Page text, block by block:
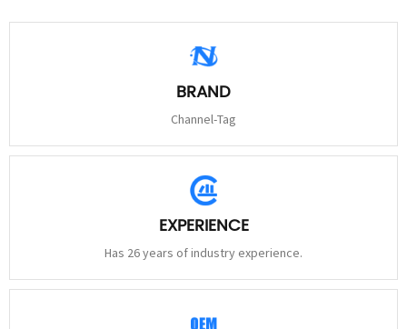
BRAND
Channel-Tag
EXPERIENCE
Has 26 years of industry experience.